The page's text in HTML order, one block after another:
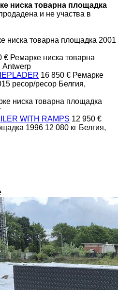
ниска товарна площадка
и не участва в
ниска товарна площадка 2001
€ Ремарке ниска товарна
Antwerp
16 850 € Ремарке
ресор/ресор Белгия,
ниска товарна площадка
WITH RAMPS 12 950 €
1996 12 080 кг Белгия,